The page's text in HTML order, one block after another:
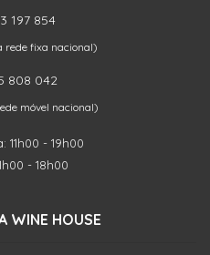
197 854
rede fixa nacional)
808 042
móvel nacional)
11h00 - 19h00
- 18h00
WINE HOUSE